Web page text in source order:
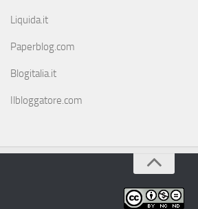
Liquida.it
Paperblog.com
Blogitalia.it
Ilbloggatore.com